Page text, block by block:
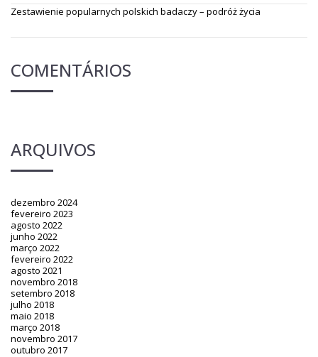
Zestawienie popularnych polskich badaczy – podróż życia
COMENTÁRIOS
ARQUIVOS
dezembro 2024
fevereiro 2023
agosto 2022
junho 2022
março 2022
fevereiro 2022
agosto 2021
novembro 2018
setembro 2018
julho 2018
maio 2018
março 2018
novembro 2017
outubro 2017